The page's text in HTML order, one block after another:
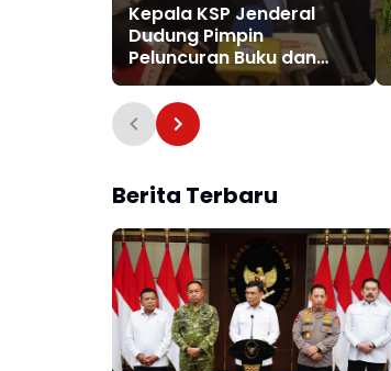
Kepala KSP Jenderal
Dudung Pimpin
Peluncuran Buku dan
Diskusi Undang-Undang
Perekonomian Nasional
Berita Terbaru